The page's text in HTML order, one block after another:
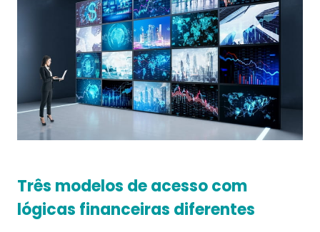
Três modelos de acesso com
lógicas financeiras diferentes